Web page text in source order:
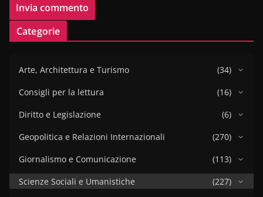
Categorie
Arte, Architettura e Turismo
(34)
Consigli per la lettura
(16)
Diritto e Legislazione
(6)
Geopolitica e Relazioni Internazionali
(270)
Giornalismo e Comunicazione
(113)
Scienze Sociali e Umanistiche
(227)